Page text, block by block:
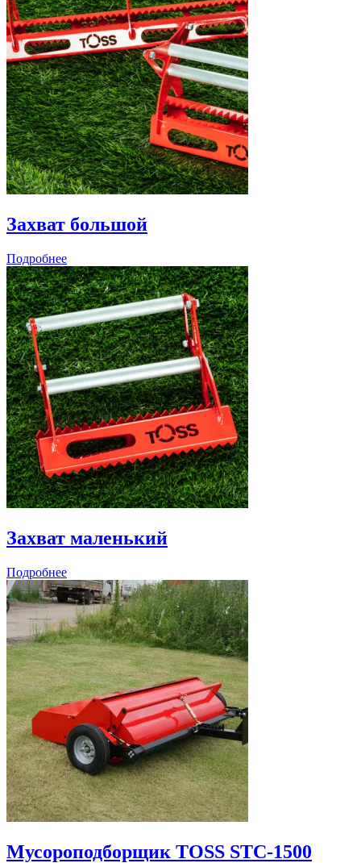
Захват большой
Подробнее
Захват маленький
Подробнее
Мусороподборщик TOSS STC-1500